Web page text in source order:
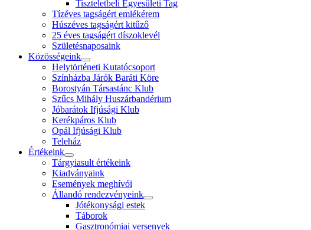
Tiszteletbeli Egyesületi Tag
Tízéves tagságért emlékérem
Húszéves tagságért kitűző
25 éves tagságért díszoklevél
Születésnaposaink
Közösségeink
Helytörténeti Kutatócsoport
Színházba Járók Baráti Köre
Borostyán Társastánc Klub
Szűcs Mihály Huszárbandérium
Jóbarátok Ifjúsági Klub
Kerékpáros Klub
Opál Ifjúsági Klub
Teleház
Értékeink
Tárgyiasult értékeink
Kiadványaink
Események meghívói
Állandó rendezvényeink
Jótékonysági estek
Táborok
Gasztronómiai versenyek